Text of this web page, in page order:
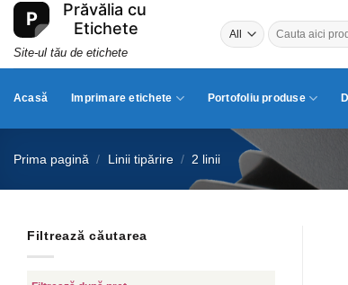
Skip
content
Site-ul tău de etichete
Caută
după:
Acasă Imprimare etichete Portofoliu produse
Prima pagină / Linii tipărire / 2 linii
Filtrează căutarea